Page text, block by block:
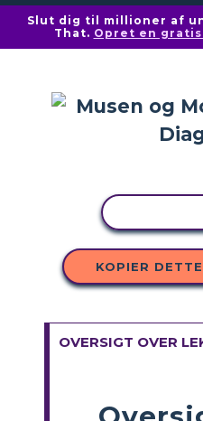
Slut dig til millioner af
That. Opret en
KOPIER
OVERSIGT OVER